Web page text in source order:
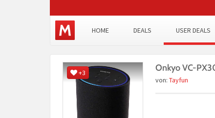
HOME DEALS USER DEALS
+3 Onkyo VC-
von: Tayfun